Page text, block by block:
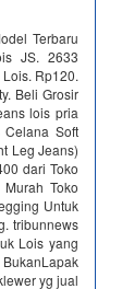
Terbaru
JS. 2633
Rp120.
Beli Grosir
lois pria
Soft
Leg Jeans)
dari Toko
Toko
Untuk
tribunnews
Lois yang
yg jual